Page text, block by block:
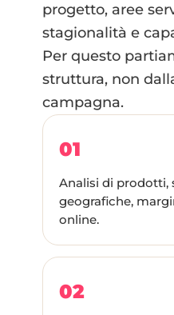
progetto, aree
stagionalità e
Per questo
struttura, non
campagna.
01
Analisi di prodotti,
geografiche,
online.
02